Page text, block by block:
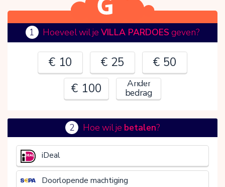
1 Hoeveel wil jeVILLA PARDOES geven?
€ 10 € 25
€ 50
€ 100
Ander
bedrag
€
2 Hoe wil je betalen?
iDeal
Doorlopende machtiging